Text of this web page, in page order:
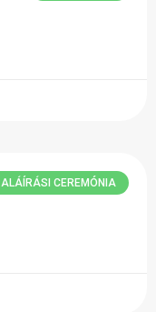
ALÁÍRÁSI CEREMÓNIA